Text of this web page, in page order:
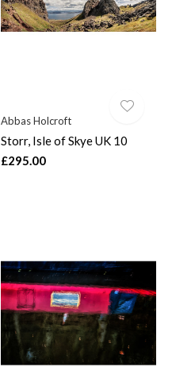
Abbas Holcroft
Storr, Isle of Skye UK 10
£295.00